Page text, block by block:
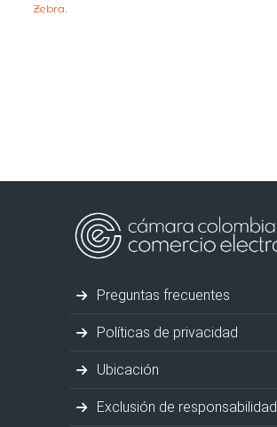
Zebra
Preguntas frecuentes
Políticas de privacidad
Ubicación
Exclusión de responsabilidad